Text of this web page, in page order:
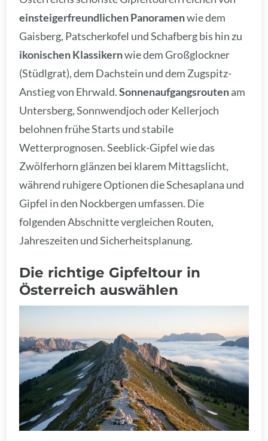
einsteigerfreundlichen Panoramenwie dem
Gaisberg, Patscherkofel und Schafberg bis hin zu
ikonischen Klassikernwie dem Großglockner
(Stüdlgrat), dem Dachstein und dem Zugspitz-
Anstieg von Ehrwald.Sonnenaufgangsroutenam
Untersberg, Sonnwendjoch oder Kellerjoch
belohnen frühe Starts und stabile
Wetterprognosen. Seeblick-Gipfel wie das
Zwölferhorn glänzen bei klarem Mittagslicht,
während ruhigere Optionen die Schesaplana und
Gipfel in den Nockbergen umfassen. Die
folgenden Abschnitte vergleichen Routen,
Jahreszeiten und Sicherheitsplanung.
Die richtige Gipfeltour in
Österreich auswählen